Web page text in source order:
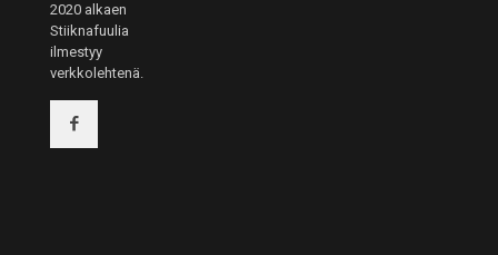
2020 alkaen
Stiiknafuulia
ilmestyy
verkkolehtenä.